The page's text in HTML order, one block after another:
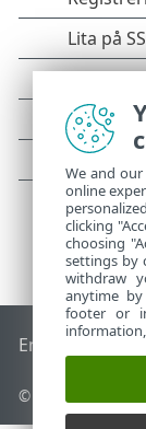
End of Life
© 1992 - 2025
We and
online
clicking
choosing
settings by
withdraw
anytime
footer or